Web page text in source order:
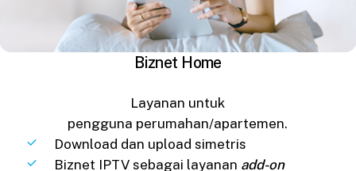
Biznet Home
Layanan untuk
pengguna perumahan/apartemen.
Download dan upload simetris
Biznet IPTV sebagai layanan add-on